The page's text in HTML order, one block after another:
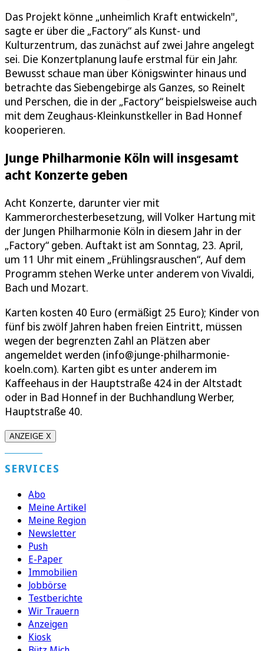
Das Projekt könne „unheimlich Kraft entwickeln",
sagte er über die „Factory“ als Kunst- und
Kulturzentrum, das zunächst auf zwei Jahre angelegt
sei. Die Konzertplanung laufe erstmal für ein Jahr.
Bewusst schaue man über Königswinter hinaus und
betrachte das Siebengebirge als Ganzes, so Reinelt
und Perschen, die in der „Factory“ beispielsweise auch
mit dem Zeughaus-Kleinkunstkeller in Bad Honnef
kooperieren.
Junge Philharmonie Köln will insgesamt
acht Konzerte geben
Acht Konzerte, darunter vier mit
Kammerorchesterbesetzung, will Volker Hartung mit
der Jungen Philharmonie Köln in diesem Jahr in der
„Factory“ geben. Auftakt ist am Sonntag, 23. April,
um 11 Uhr mit einem „Frühlingsrauschen“, Auf dem
Programm stehen Werke unter anderem von Vivaldi,
Bach und Mozart.
Karten kosten 40 Euro (ermäßigt 25 Euro); Kinder von
fünf bis zwölf Jahren haben freien Eintritt, müssen
wegen der begrenzten Zahl an Plätzen aber
angemeldet werden (info@junge-philharmonie-
koeln.com). Karten gibt es unter anderem im
Kaffeehaus in der Hauptstraße 424 in der Altstadt
oder in Bad Honnef in der Buchhandlung Werber,
Hauptstraße 40.
ANZEIGE X
SERVICES
Abo
Meine Artikel
Meine Region
Newsletter
Push
E-Paper
Immobilien
Jobbörse
Testberichte
Wir Trauern
Anzeigen
Kiosk